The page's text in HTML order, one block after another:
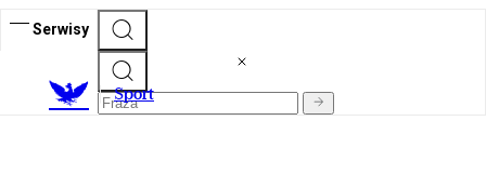
Serwisy
Sport